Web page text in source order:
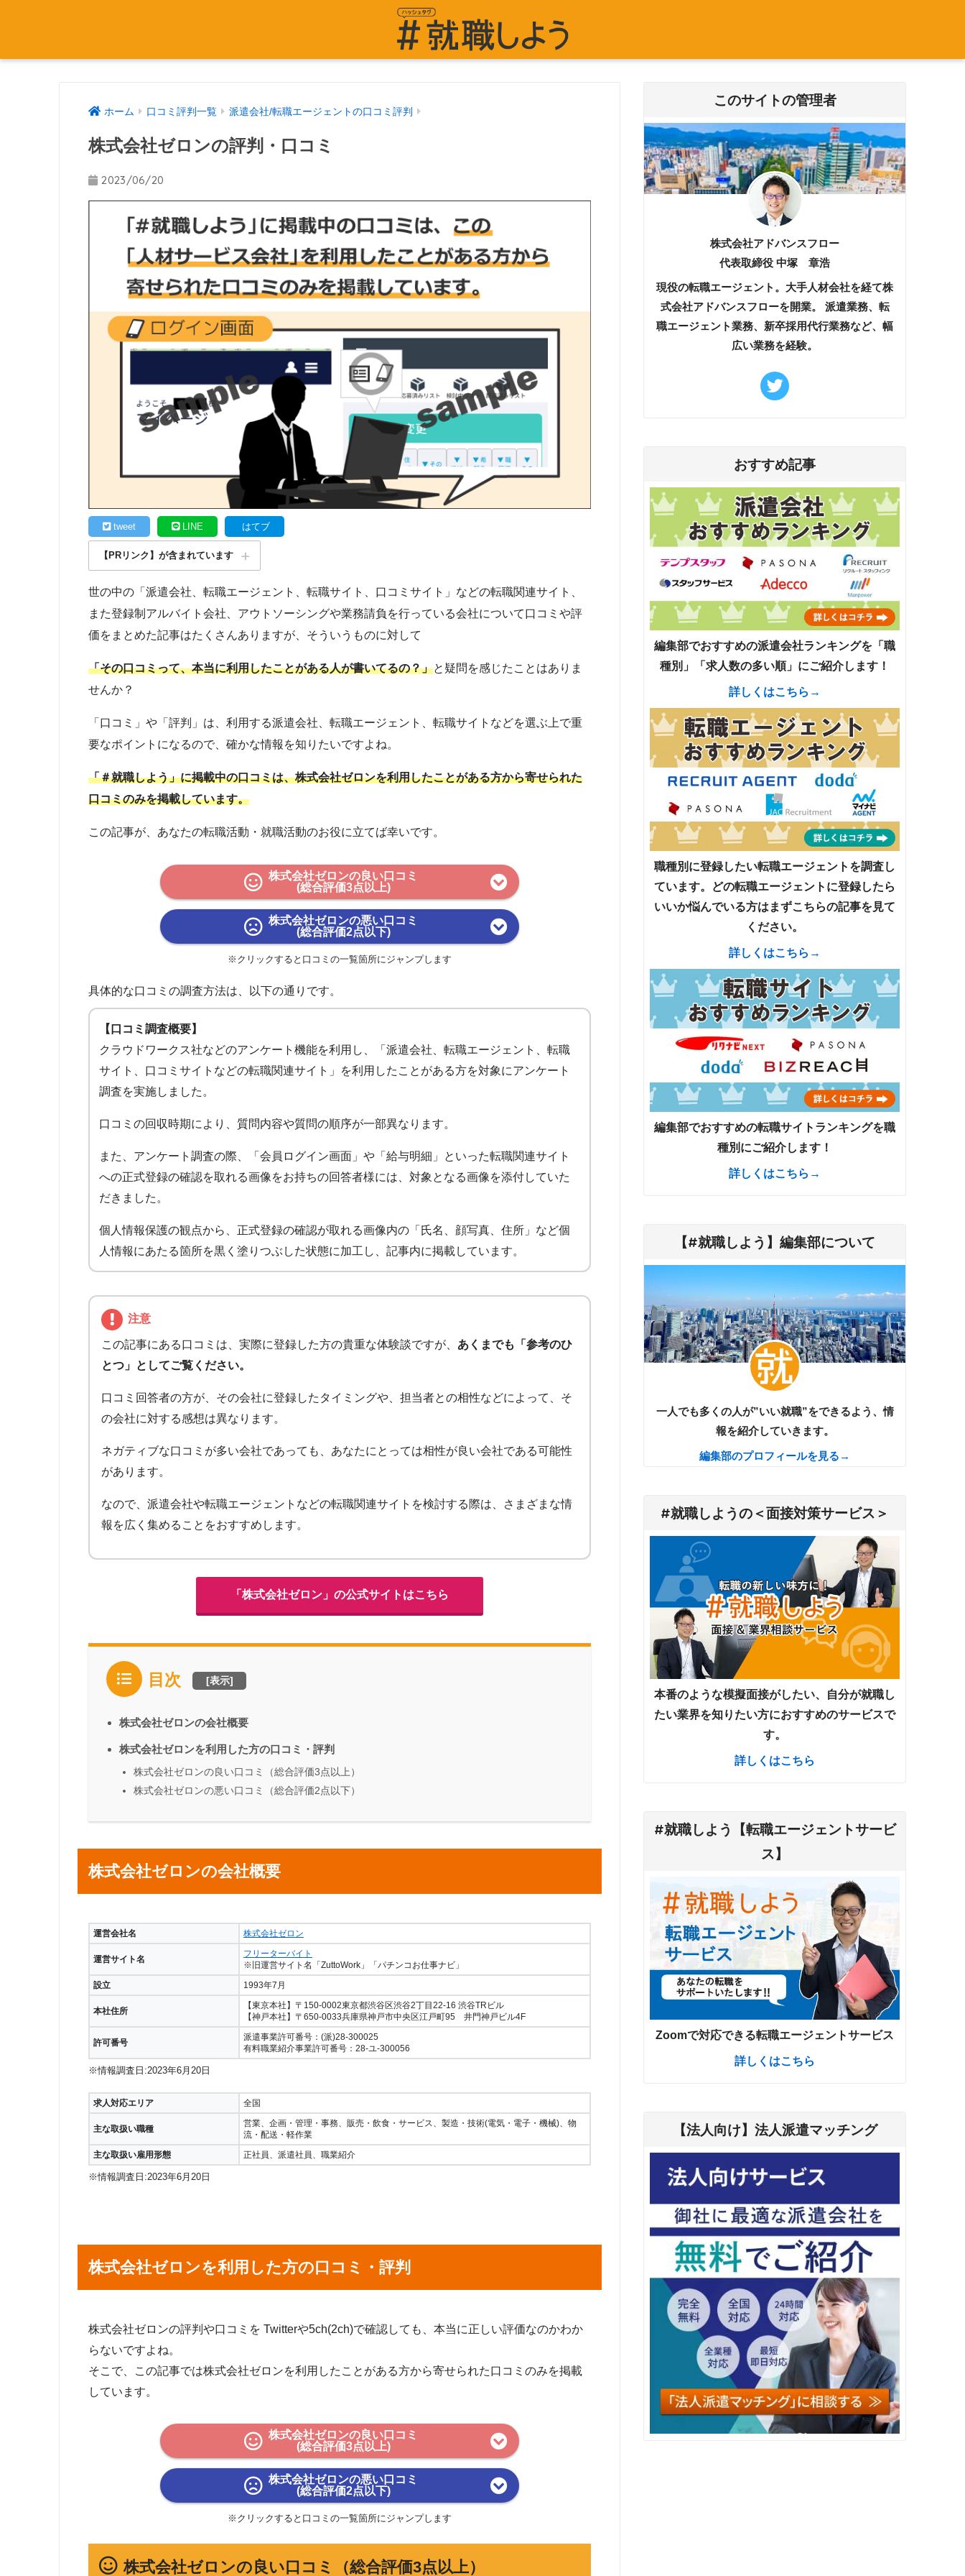
ホーム 口コミ評判一覧 派遣会社/転職エージェントの口コミ評判
株式会社ゼロンの評判・口コミ
2023/06/20
tweet LINE はてブ
【PRリンク】が含まれています
世の中の「派遣会社、転職エージェント、転職サイト、口コミサイト」などの転職関連サイト、
また登録制アルバイト会社、アウトソーシングや業務請負を行っている会社について口コミや評
価をまとめた記事はたくさんありますが、そういうものに対して
「その口コミって、本当に利用したことがある人が書いてるの？」と疑問を感じたことはありま
せんか？
「口コミ」や「評判」は、利用する派遣会社、転職エージェント、転職サイトなどを選ぶ上で重
要なポイントになるので、確かな情報を知りたいですよね。
「＃就職しよう」に掲載中の口コミは、株式会社ゼロンを利用したことがある方から寄せられた
口コミのみを掲載しています。
この記事が、あなたの転職活動・就職活動のお役に立てば幸いです。
株式会社ゼロンの良い口コミ
(総合評価3点以上)
株式会社ゼロンの悪い口コミ
(総合評価2点以下)
※クリックすると口コミの一覧箇所にジャンプします
具体的な口コミの調査方法は、以下の通りです。
【口コミ調査概要】
クラウドワークス社などのアンケート機能を利用し、「派遣会社、転職エージェント、転職
サイト、口コミサイトなどの転職関連サイト」を利用したことがある方を対象にアンケート
調査を実施しました。
口コミの回収時期により、質問内容や質問の順序が一部異なります。
また、アンケート調査の際、「会員ログイン画面」や「給与明細」といった転職関連サイト
への正式登録の確認を取れる画像をお持ちの回答者様には、対象となる画像を添付していた
だきました。
個人情報保護の観点から、正式登録の確認が取れる画像内の「氏名、顔写真、住所」など個
人情報にあたる箇所を黒く塗りつぶした状態に加工し、記事内に掲載しています。
注意
この記事にある口コミは、実際に登録した方の貴重な体験談ですが、 あくまでも「参考のひ
とつ」としてご覧ください。
口コミ回答者の方が、その会社に登録したタイミングや、担当者との相性などによって、そ
の会社に対する感想は異なります。
ネガティブな口コミが多い会社であっても、あなたにとっては相性が良い会社である可能性
があります。
なので、派遣会社や転職エージェントなどの転職関連サイトを検討する際は、さまざまな情
報を広く集めることをおすすめします。
「株式会社ゼロン」の公式サイトはこちら
目次 [表示]
株式会社ゼロンの会社概要
株式会社ゼロンを利用した方の口コミ・評判
株式会社ゼロンの良い口コミ（総合評価3点以上）
株式会社ゼロンの悪い口コミ（総合評価2点以下）
株式会社ゼロンの会社概要
運営会社名 株式会社ゼロン
運営サイト名
フリーターバイト
※旧運営サイト名「ZuttoWork」「パチンコお仕事ナビ」
設立
1993年7月
本社住所
【東京本社】〒150-0002東京都渋谷区渋谷2丁目22-16 渋谷TRビル
【神戸本社】〒650-0033兵庫県神戸市中央区江戸町95 井門神戸ビル4F
許可番号
派遣事業許可番号：(派)28-300025
有料職業紹介事業許可番号：28-ユ-300056
※情報調査日:2023年6月20日
求人対応エリア 全国
主な取扱い職種
営業、企画・管理・事務、販売・飲食・サービス、製造・技術(電気・電子・機械)、物
流・配送・軽作業
主な取扱い雇用形態
正社員、派遣社員、職業紹介
※情報調査日:2023年6月20日
株式会社ゼロンを利用した方の口コミ・評判
株式会社ゼロンの評判や口コミを Twitterや5ch(2ch)で確認しても、本当に正しい評価なのかわか
らないですよね。
そこで、この記事では株式会社ゼロンを利用したことがある方から寄せられた口コミのみを掲載
しています。
株式会社ゼロンの良い口コミ
(総合評価3点以上)
株式会社ゼロンの悪い口コミ
(総合評価2点以下)
※クリックすると口コミの一覧箇所にジャンプします
株式会社ゼロンの良い口コミ（総合評価3点以上）
このサイトの管理者
株式会社アドバンスフロー
代表取締役 中塚 章浩
現役の転職エージェント。大手人材会社を経て株
式会社アドバンスフローを開業。 派遣業務、転
職エージェント業務、新卒採用代行業務など、幅
広い業務を経験。
おすすめ記事
編集部でおすすめの派遣会社ランキングを「職
種別」「求人数の多い順」にご紹介します！
詳しくはこちら→
職種別に登録したい転職エージェントを調査し
ています。どの転職エージェントに登録したら
いいか悩んでいる方はまずこちらの記事を見て
ください。
詳しくはこちら→
編集部でおすすめの転職サイトランキングを職
種別にご紹介します！
詳しくはこちら→
【#就職しよう】編集部について
一人でも多くの人が”いい就職”をできるよう、情
報を紹介していきます。
編集部のプロフィールを見る→
#就職しようの＜面接対策サービス＞
本番のような模擬面接がしたい、自分が就職し
たい業界を知りたい方におすすめのサービスで
す。
詳しくはこちら
#就職しよう【転職エージェントサービ
ス】
Zoomで対応できる転職エージェントサービス
詳しくはこちら
【法人向け】法人派遣マッチング